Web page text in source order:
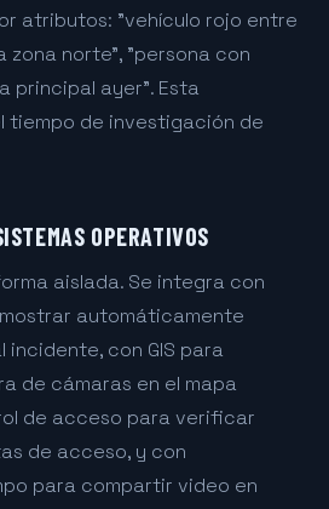
atributos: "vehículo rojo entre
zona norte", "persona con
principal ayer". Esta
tiempo de investigación de
OPERATIVOS
aislada. Se integra con
automáticamente
con GIS para
de cámaras en el mapa
de acceso para verificar
de acceso, y con
para compartir video en